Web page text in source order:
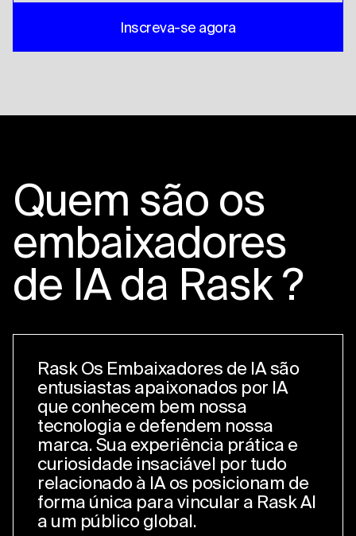
Inscreva-se agora
Quem são os
embaixadores
de IA da Rask ?
Rask Os Embaixadores de IA são
entusiastas apaixonados por IA
que conhecem bem nossa
tecnologia e defendem nossa
marca. Sua experiência prática e
curiosidade insaciável por tudo
relacionado à IA os posicionam de
forma única para vincular a Rask AI
a um público global.